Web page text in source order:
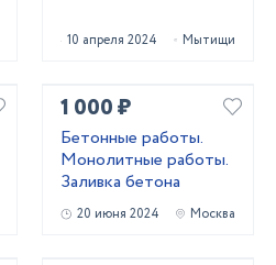
10 апреля 2024 Мытищи
1 000 ₽
Бетонные работы.
Монолитные работы.
Заливка бетона
20 июня 2024 Москва